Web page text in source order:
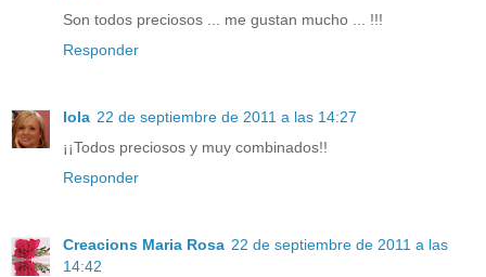
Son todos preciosos ... me gustan mucho ... !!!
Responder
lola 22 de septiembre de 2011 a las 14:27
¡¡Todos preciosos y muy combinados!!
Responder
Creacions Maria Rosa 22 de septiembre de 2011 a las
14:42